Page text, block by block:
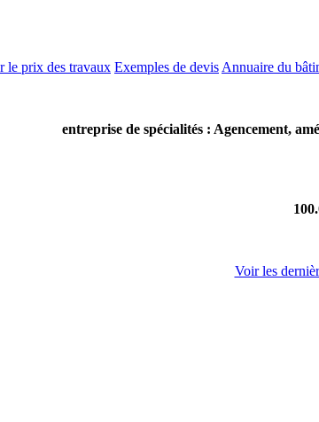
le prix des travaux Exemples de devis Annuaire du
entreprise de spécialités : Agencement,
Voir les